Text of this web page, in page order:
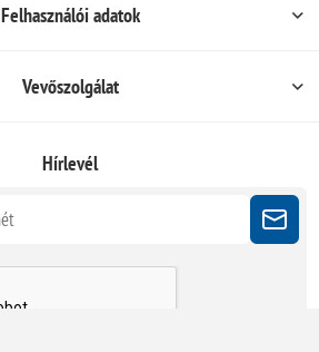
Felhasználói adatok
Vevőszolgálat
Hírlevél